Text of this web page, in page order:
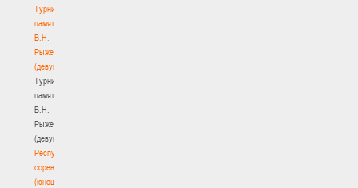
Турнир
памяти
В.Н.
Рыженкова
(девушки)
Турнир
памяти
В.Н.
Рыженкова
(девушки)
Республиканские
соревнования
(юноши)